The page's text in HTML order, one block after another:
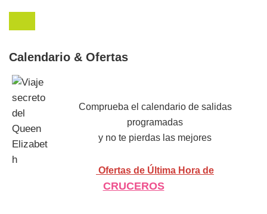
Calendario & Ofertas
Comprueba el calendario de salidas
programadas
y no te pierdas las mejores
Ofertas de Última Hora de
CRUCEROS